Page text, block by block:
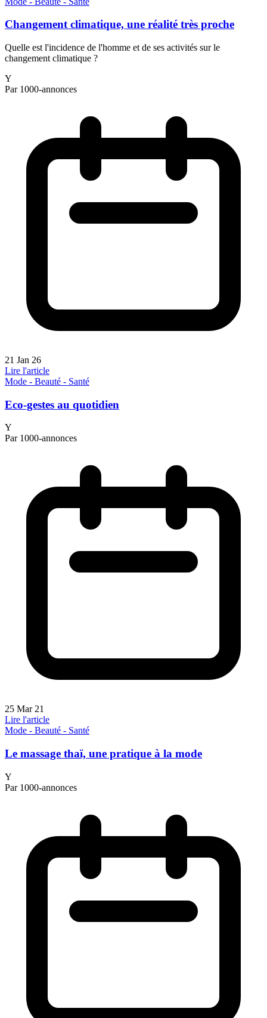
Changement climatique, une réalité très proche
Quelle est l'incidence de l'homme et de ses activités sur le
changement climatique ?
Y
Par 1000-annonces
21 Jan 26
Lire l'article
Mode - Beauté - Santé
Eco-gestes au quotidien
Y
Par 1000-annonces
25 Mar 21
Lire l'article
Mode - Beauté - Santé
Le massage thaï, une pratique à la mode
Y
Par 1000-annonces